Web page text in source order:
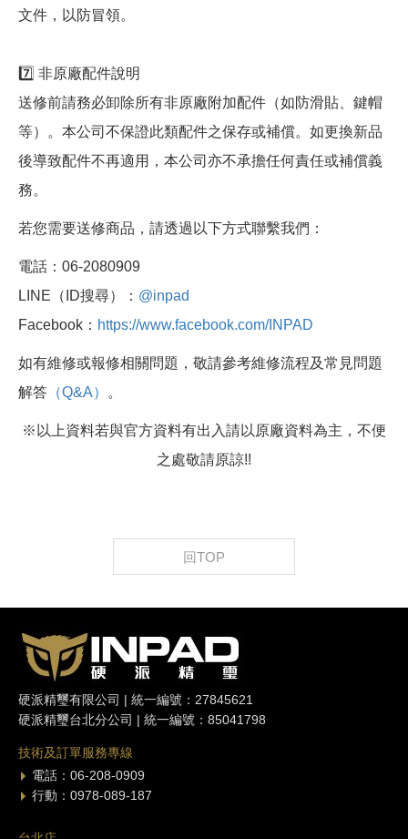
文件，以防冒領。
7️⃣ 非原廠配件說明
送修前請務必卸除所有非原廠附加配件（如防滑貼、鍵帽
等）。本公司不保證此類配件之保存或補償。如更換新品
後導致配件不再適用，本公司亦不承擔任何責任或補償義
務。
若您需要送修商品，請透過以下方式聯繫我們：
電話：06-2080909
LINE（ID搜尋）： @inpad
Facebook： https://www.facebook.com/INPAD
如有維修或報修相關問題，敬請參考維修流程及常見問題
解答 （Q&A） 。
※以上資料若與官方資料有出入請以原廠資料為主，不便
之處敬請原諒!!
回TOP
硬派精璽有限公司 | 統一編號：27845621
硬派精璽台北分公司 | 統一編號：85041798
技術及訂單服務專線
電話：06-208-0909
行動：0978-089-187